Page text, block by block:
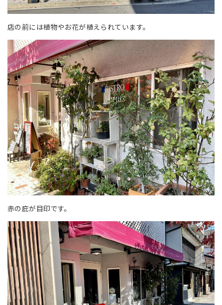
店の前には植物やお花が植えられています。
赤の庇が目印です。